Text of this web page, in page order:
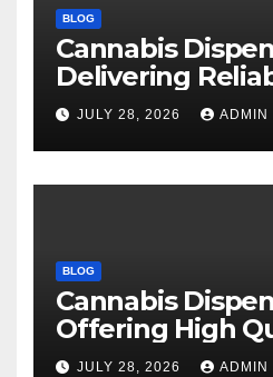
BLOG
Cannabis
Delivering
Every Time
JULY 28, 2026 ADMIN
BLOG
Cannabis
Offering High
Selections
JULY 28, 2026 ADMIN